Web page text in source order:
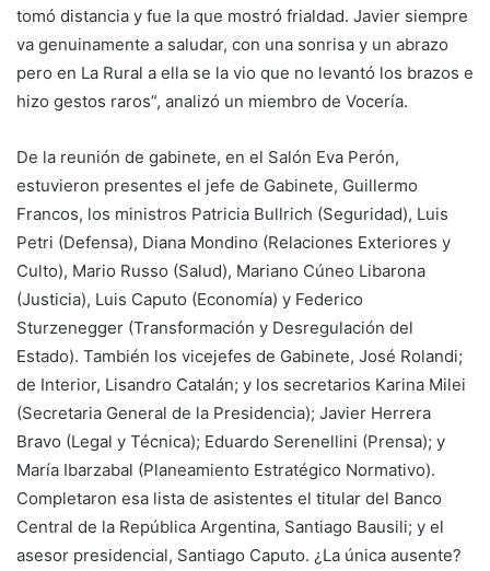
tomó distancia y fue la que mostró frialdad. Javier siempre
va genuinamente a saludar, con una sonrisa y un abrazo
pero en La Rural a ella se la vio que no levantó los brazos e
hizo gestos raros”, analizó un miembro de Vocería.
De la reunión de gabinete, en el Salón Eva Perón,
estuvieron presentes el jefe de Gabinete, Guillermo
Francos, los ministros Patricia Bullrich (Seguridad), Luis
Petri (Defensa), Diana Mondino (Relaciones Exteriores y
Culto), Mario Russo (Salud), Mariano Cúneo Libarona
(Justicia), Luis Caputo (Economía) y Federico
Sturzenegger (Transformación y Desregulación del
Estado). También los vicejefes de Gabinete, José Rolandi;
de Interior, Lisandro Catalán; y los secretarios Karina Milei
(Secretaria General de la Presidencia); Javier Herrera
Bravo (Legal y Técnica); Eduardo Serenellini (Prensa); y
María Ibarzabal (Planeamiento Estratégico Normativo).
Completaron esa lista de asistentes el titular del Banco
Central de la República Argentina, Santiago Bausili; y el
asesor presidencial, Santiago Caputo. ¿La única ausente?